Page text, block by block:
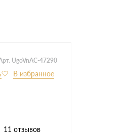
UgoVnAC-47290
11 отзывов